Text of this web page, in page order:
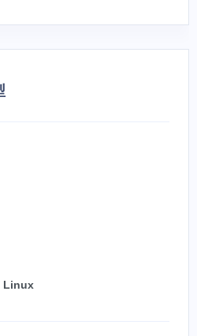
Linux